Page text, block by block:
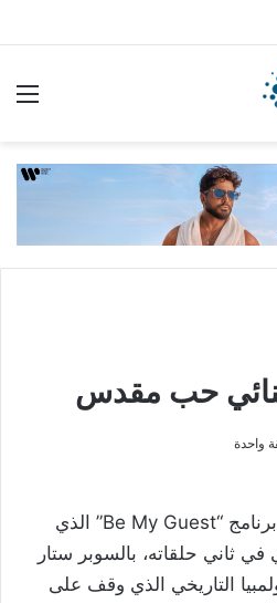
حب مقدس
واحدة
التقى برنامج “Be My Guest” الذي
في ثاني حلقاته، بالسوبر ستار
التاريخي الذي وقف على